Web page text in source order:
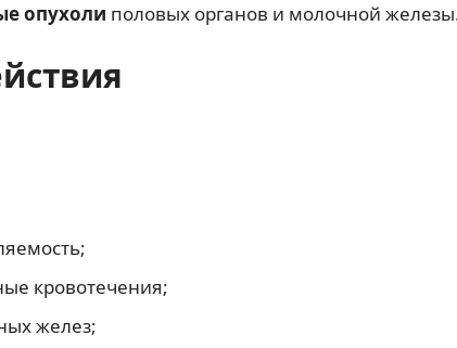
опухоли половых органов и молочной
кровотечения;
желез;